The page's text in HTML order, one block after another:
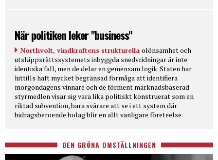
När politiken leker "business"
Northvolt, vindkraftens strukturella olönsamhet och
utsläppsrättssystemets inbyggda snedvridningar är inte
identiska fall, men de delar en gemensam logik. Staten har
hittills haft mycket begränsad förmåga att identifiera
morgondagens vinnare och de förment marknadsbaserad
styrmedlen visar sig vara lika politiskt konstruerat som en
riktad subvention, bara svårare att se i ett system där
bidragsberoende bolag blir en allt vanligare företeelse.
DEN GRÖNA OMSTÄLLNINGEN